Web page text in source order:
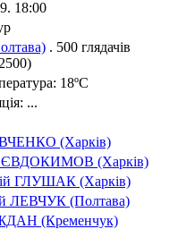
18:00
. 500 глядачів
18ºC
...
(Харків)
ЄВДОКИМОВ (Харків)
ГЛУШАК (Харків)
ЛЕВЧУК (Полтава)
(Кременчук)